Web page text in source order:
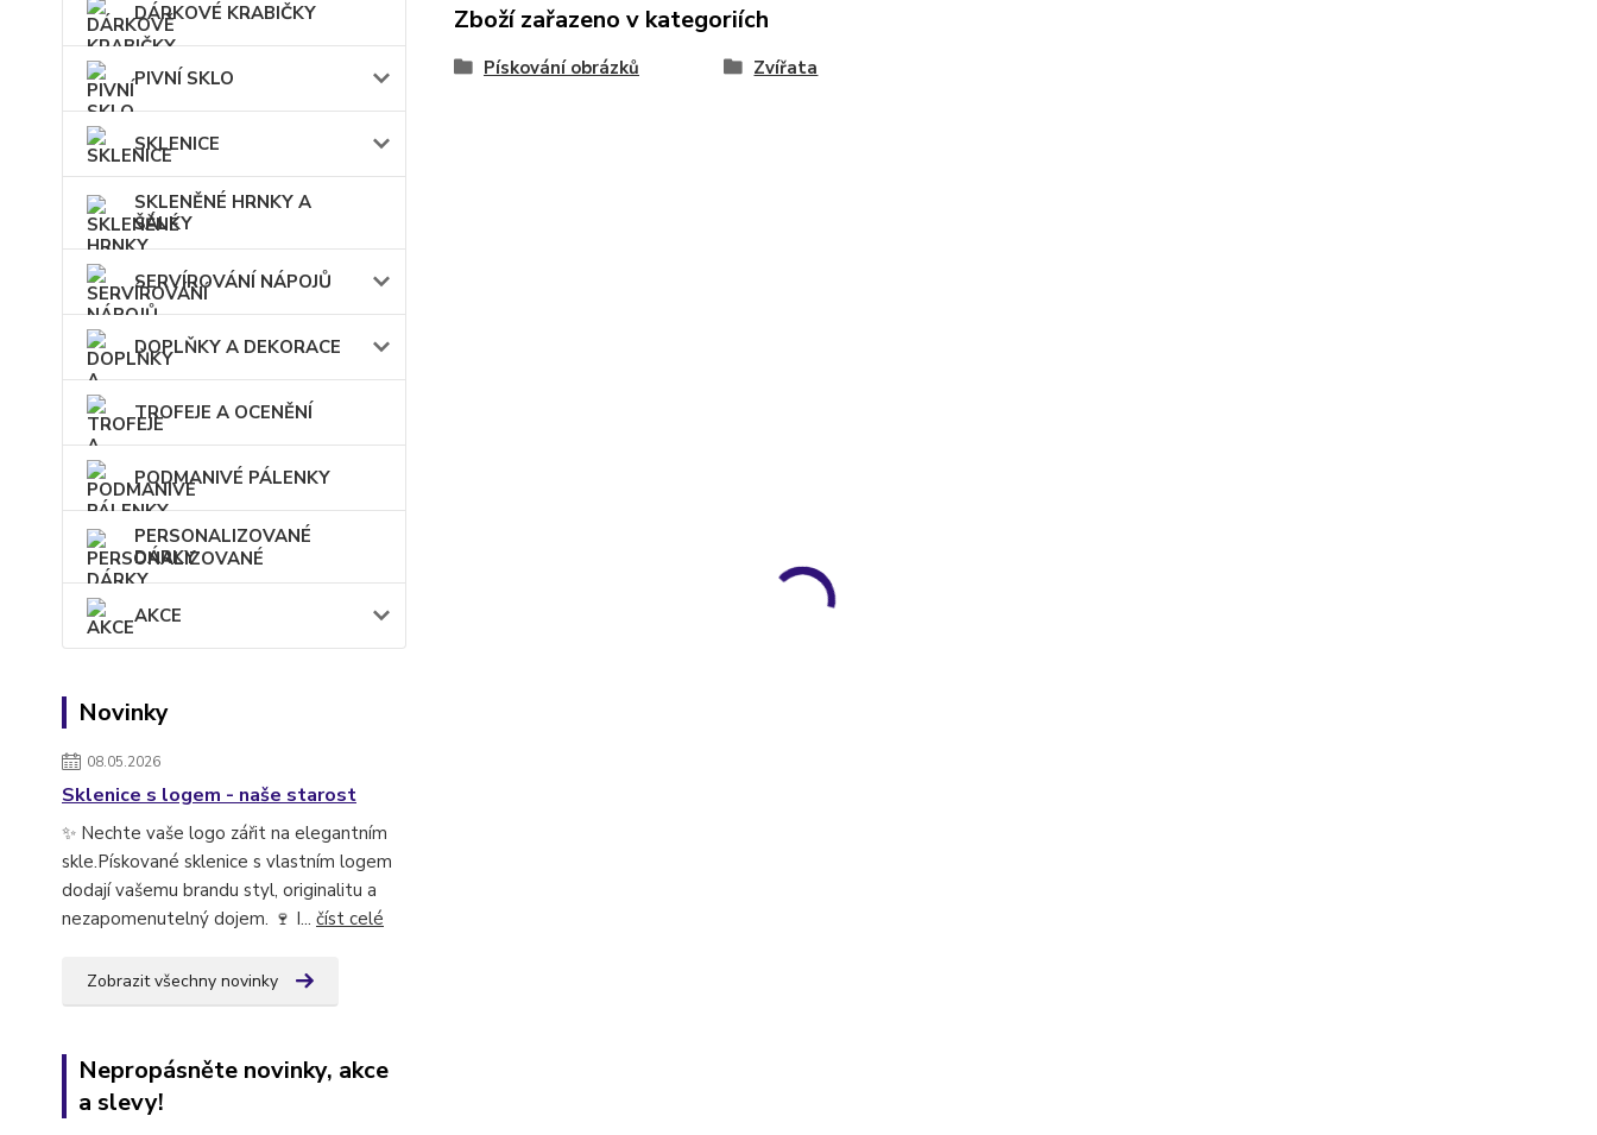
DÁRKOVÉ KRABIČKY
PIVNÍ SKLO
SKLENICE
SKLENĚNÉ HRNKY A
ŠÁLKY
SERVÍROVÁNÍ NÁPOJŮ
DOPLŇKY A DEKORACE
TROFEJE A OCENĚNÍ
PODMANIVÉ PÁLENKY
PERSONALIZOVANÉ
DÁRKY
AKCE
Novinky
08.05.2026
Sklenice s logem - naše starost
✨ Nechte vaše logo zářit na elegantním
skle.Pískované sklenice s vlastním logem
dodají vašemu brandu styl, originalitu a
nezapomenutelný dojem. 🍷 I... číst celé
Zobrazit všechny novinky
Nepropásněte novinky, akce
a slevy!
Zboží zařazeno v kategoriích
Pískování obrázků Zvířata